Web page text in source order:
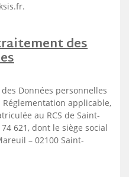
des
Données personnelles
applicable,
au RCS de Saint-
621, dont le siège social
– 02100 Saint-